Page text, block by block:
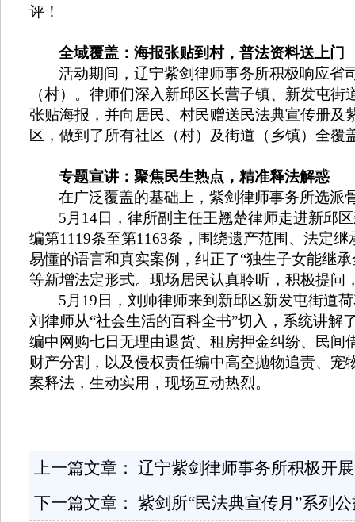
评 ！
全域覆盖：海报张贴到村，普法资料送上门
活动期间，辽宁紫剑律师事务所积极响应省
（村）。律师们深入新邱区长营子镇、新发屯
张贴海报，并向居民、村民赠送民法典宣传册
区，做到了所有社区（村）及街道（乡镇）全
专题宣讲：聚焦民生热点，精准释法解惑
在广泛覆盖的基础上，紫剑律师事务所选派
5 月 14日，律所副主任王翘楚律师走进新邱
编第1119条至第1163条，围绕遗产范围、法定
易懂的语言和真实案例，纠正了“独生子女能继
等新增法定形式。现场居民认真聆听，积极提问
5 月 19 日，刘帅律师来到新邱区新发屯街道
刘律师从“社会生活的百科全书”切入，系统讲
编中网购七日无理由退货、租房押金纠纷、民
财产分割，以及侵权责任编中高空抛物追责、
案释法，生动实用，现场互动热烈。
上一篇文章： 辽宁紫剑律师事务所积极开
下一篇文章： 紫剑所“民法典宣传月”系列